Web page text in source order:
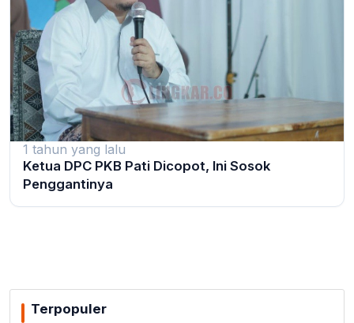
1 tahun yang lalu
Ketua DPC PKB Pati Dicopot, Ini Sosok
Penggantinya
Terpopuler